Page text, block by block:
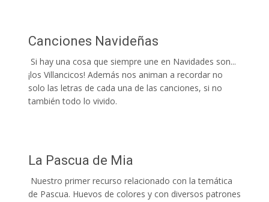
Canciones Navideñas
Si hay una cosa que siempre une en Navidades son...
¡los Villancicos! Además nos animan a recordar no
solo las letras de cada una de las canciones, si no
también todo lo vivido.
La Pascua de Mia
Nuestro primer recurso relacionado con la temática
de Pascua. Huevos de colores y con diversos patrones